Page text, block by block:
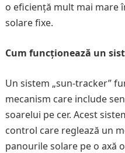
o eficiență mult mai mare
solare fixe.
Cum funcționează un
Un sistem „sun-tracker”
mecanism care include
soarelui pe cer. Acest
control care reglează un
panourile solare pe o axă